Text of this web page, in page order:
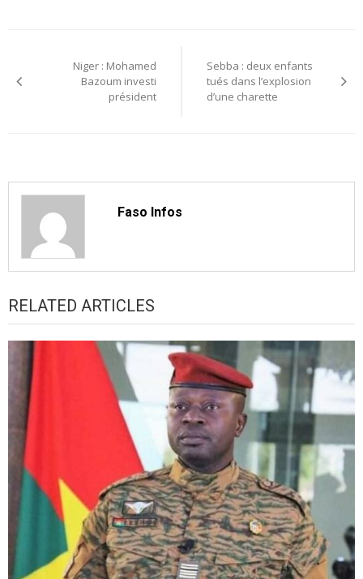
de
l’article
Niger : Mohamed
Bazoum investi
président
Sebba : deux enfants
tués dans l’explosion
d’une charette
Faso Infos
RELATED ARTICLES